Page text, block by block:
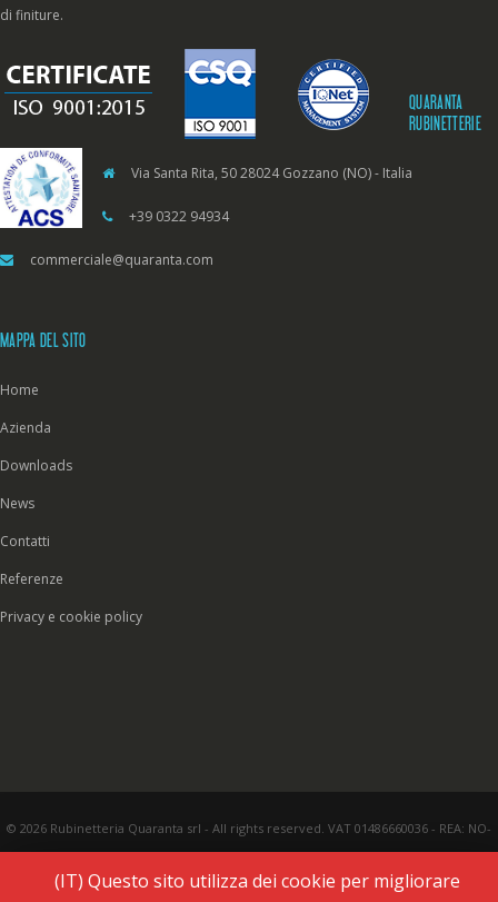
di finiture.
QUARANTA
RUBINETTERIE
Via Santa Rita, 50 28024 Gozzano (NO) - Italia
+39 0322 94934
commerciale@quaranta.com
MAPPA DEL SITO
Home
Azienda
Downloads
News
Contatti
Referenze
Privacy e cookie policy
© 2026 Rubinetteria Quaranta srl - All rights reserved. VAT 01486660036 - REA: NO-
(IT) Questo sito utilizza dei cookie per migliorare